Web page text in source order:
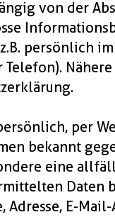
von der
persönlich
per
bekannt
eine
Daten
E-